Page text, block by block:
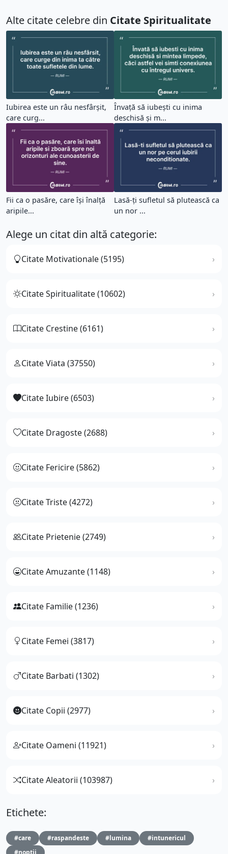
Alte citate celebre din Citate Spiritualitate
Iubirea este un râu nesfârșit,
care curg...
Învață să iubești cu inima
deschisă și m...
Fii ca o pasăre, care își înalță
aripile...
Lasă-ți sufletul să plutească ca
un nor ...
Alege un citat din altă categorie:
Citate Motivationale (5195)
Citate Spiritualitate (10602)
Citate Crestine (6161)
Citate Viata (37550)
Citate Iubire (6503)
Citate Dragoste (2688)
Citate Fericire (5862)
Citate Triste (4272)
Citate Prietenie (2749)
Citate Amuzante (1148)
Citate Familie (1236)
Citate Femei (3817)
Citate Barbati (1302)
Citate Copii (2977)
Citate Oameni (11921)
Citate Aleatorii (103987)
Etichete:
#care #raspandeste #lumina
#intunericul
#noptii